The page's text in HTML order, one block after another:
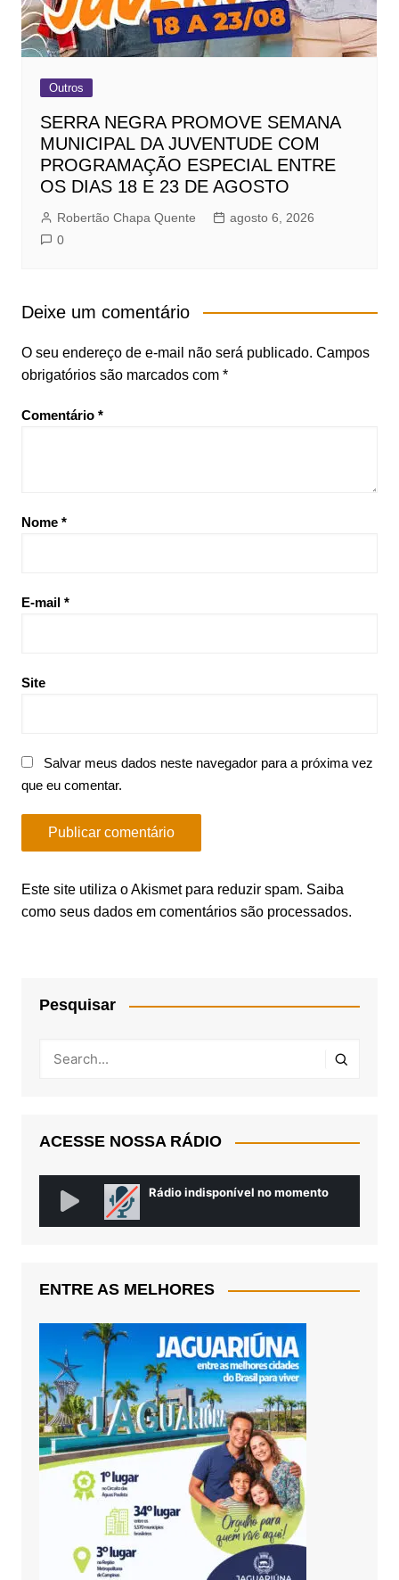
Outros
SERRA NEGRA PROMOVE SEMANA
MUNICIPAL DA JUVENTUDE COM
PROGRAMAÇÃO ESPECIAL ENTRE
OS DIAS 18 E 23 DE AGOSTO
Robertão Chapa Quente
agosto 6, 2026
0
Deixe um comentário
O seu endereço de e-mail não será publicado. Campos
obrigatórios são marcados com *
Comentário *
Nome *
E-mail *
Site
Salvar meus dados neste navegador para a próxima vez
que eu comentar.
Este site utiliza o Akismet para reduzir spam. Saiba
como seus dados em comentários são processados.
Pesquisar
ACESSE NOSSA RÁDIO
ENTRE AS MELHORES